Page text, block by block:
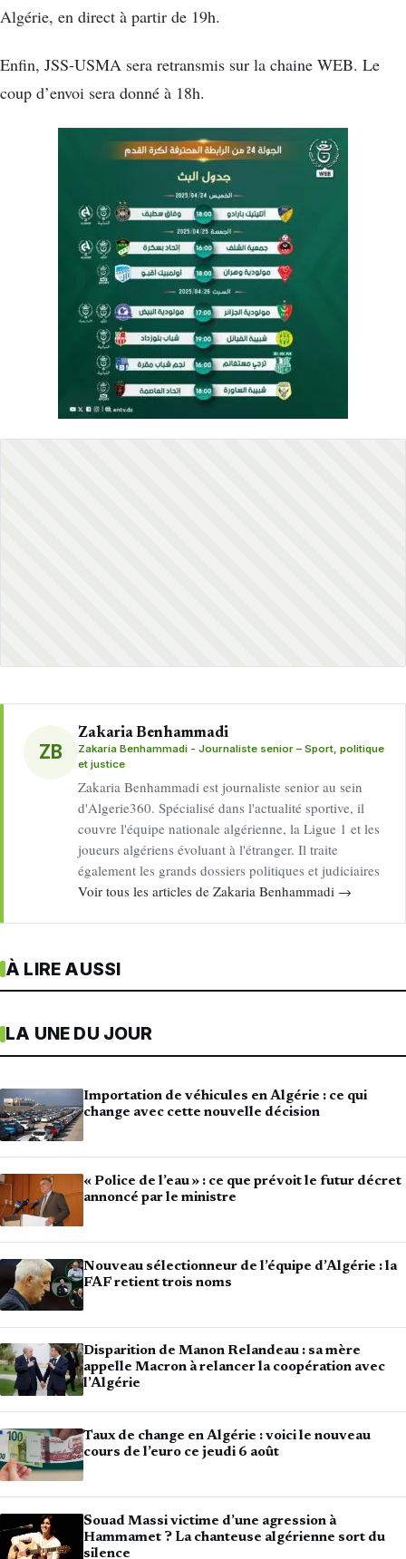
Algérie, en direct à partir de 19h.
Enfin, JSS-USMA sera retransmis sur la chaine WEB. Le
coup d’envoi sera donné à 18h.
ZB
Zakaria Benhammadi
Zakaria Benhammadi - Journaliste senior – Sport, politique
et justice
Zakaria Benhammadi est journaliste senior au sein
d'Algerie360. Spécialisé dans l'actualité sportive, il
couvre l'équipe nationale algérienne, la Ligue 1 et les
joueurs algériens évoluant à l'étranger. Il traite
également les grands dossiers politiques et judiciaires
Voir tous les articles de Zakaria Benhammadi →
À LIRE AUSSI
LA UNE DU JOUR
Importation de véhicules en Algérie : ce qui
change avec cette nouvelle décision
« Police de l’eau » : ce que prévoit le futur décret
annoncé par le ministre
Nouveau sélectionneur de l’équipe d’Algérie : la
FAF retient trois noms
Disparition de Manon Relandeau : sa mère
appelle Macron à relancer la coopération avec
l’Algérie
Taux de change en Algérie : voici le nouveau
cours de l’euro ce jeudi 6 août
Souad Massi victime d’une agression à
Hammamet ? La chanteuse algérienne sort du
silence